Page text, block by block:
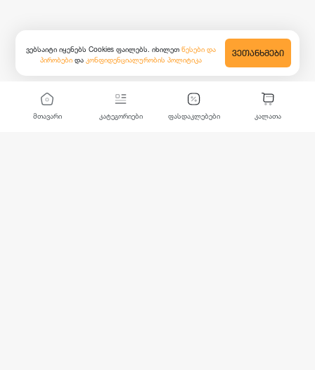
მთავარი კატეგორიები ფასდაკლებები კალათა
ვებსაიტი იყენებს Cookies ფაილებს. იხილეთ წესები და
პირობები და კონფიდენციალურობის პოლიტიკა
ᲕᲔᲗᲐᲜᲮᲛᲔᲑᲘ